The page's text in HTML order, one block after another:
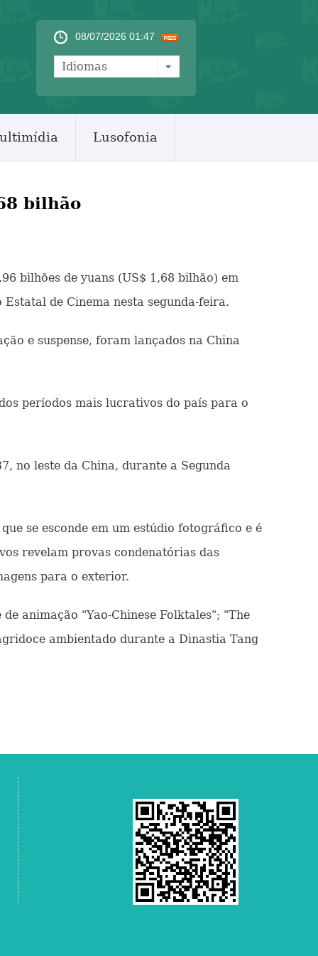
08/07/2026 01:47
Idiomas
Lusofonia
bilhão
bilhões de yuans (US$ 1,68 bilhão) em
de Cinema nesta segunda-feira.
e suspense, foram lançados na China
períodos mais lucrativos do país para o
no leste da China, durante a Segunda
se esconde em um estúdio fotográfico e é
revelam provas condenatórias das
para o exterior.
animação "Yao-Chinese Folktales"; "The
ambientado durante a Dinastia Tang